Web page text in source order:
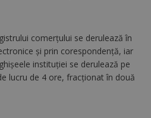
comerţului se derulează în
şi prin corespondenţă, iar
instituţiei se derulează pe
lucru de 4 ore, fracţionat în două